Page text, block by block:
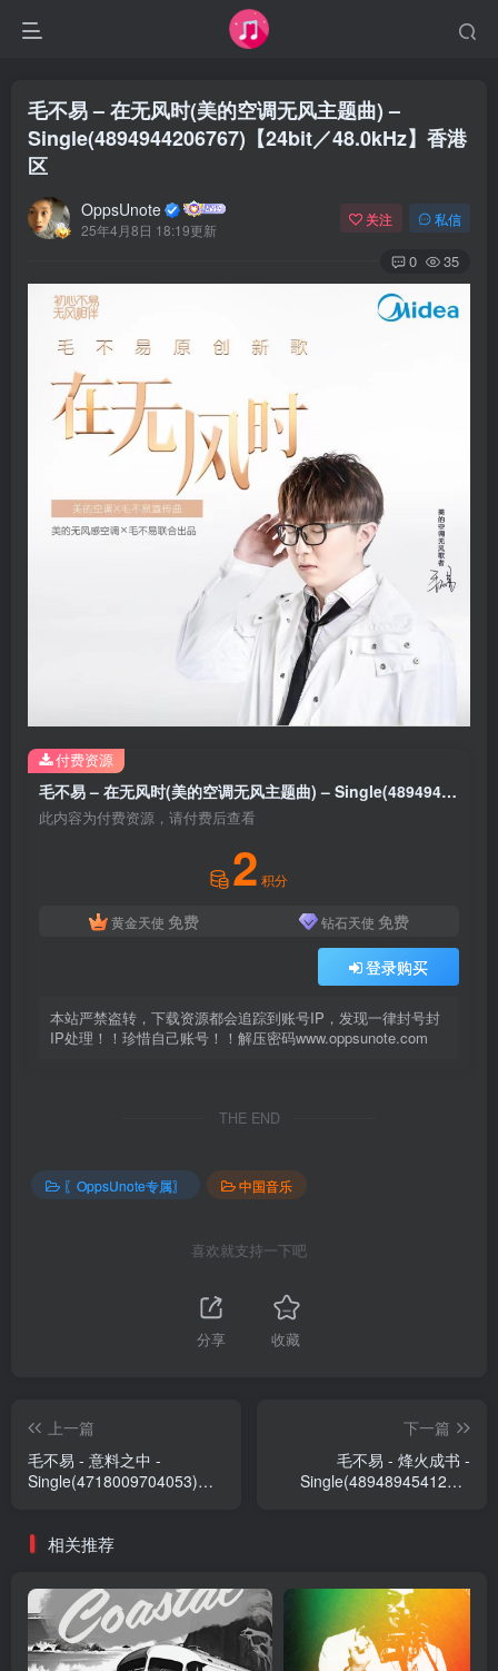
毛不易 – 在无风时(美的空调无风主题曲) –
Single(4894944206767)【24bit／48.0kHz】香港
区
OppsUnote
25年4月8日 18:19更新
关注 私信
0 35
毛不易 – 在无风时(美的空调无风主题曲) – Single(4894944206767)【24bit／48.0kHz】香港区
此内容为付费资源，请付费后查看
2 积分
黄金天使 免费 钻石天使 免费
登录购买
本站严禁盗转，下载资源都会追踪到账号IP，发现一律封号封
IP处理！！珍惜自己账号！！解压密码www.oppsunote.com
付费资源
THE END
〖OppsUnote专属〗 中国音乐
喜欢就支持一下吧
分享 收藏
上一篇
毛不易 - 意料之中 -
Single(4718009704053)
下一篇
毛不易 - 烽火成书 -
Single(4894894541222)
相关推荐